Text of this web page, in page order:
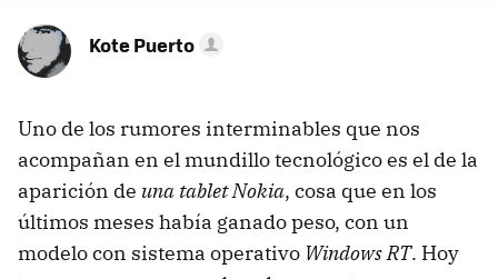
Kote Puerto
Uno de los rumores interminables que nos
acompañan en el mundillo tecnológico es el de la
aparición de una tablet Nokia, cosa que en los
últimos meses había ganado peso, con un
modelo con sistema operativo Windows RT. Hoy